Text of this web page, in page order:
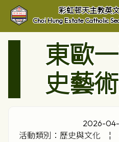
彩虹邨天主教英
Choi Hung Estate Catholic
東歐
史藝
2026-04-
活動類別：歷史與文化
¦